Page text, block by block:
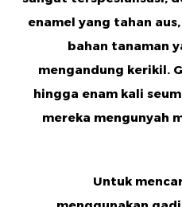
enamel yang tahan
bahan tanaman
mengandung kerikil.
hingga enam kali
mereka mengunyah
Untuk